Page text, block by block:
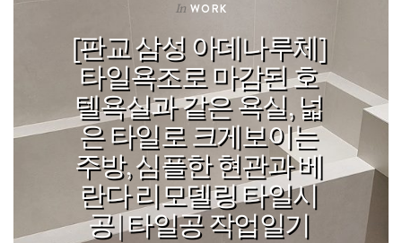
In WORK
[판교 삼성 아데나루체]
타일욕조로 마감된 호
텔욕실과 같은 욕실, 넓
은 타일로 크게보이는
주방, 심플한 현관과 베
란다 리모델링 타일시
공 | 타일공 작업일기